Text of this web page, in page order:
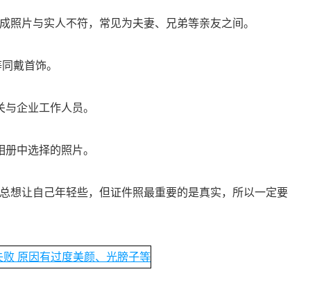
照片与实人不符，常见为夫妻、兄弟等亲友之间。
戴首饰。
企业工作人员。
中选择的照片。
想让自己年轻些，但证件照最重要的是真实，所以一定要